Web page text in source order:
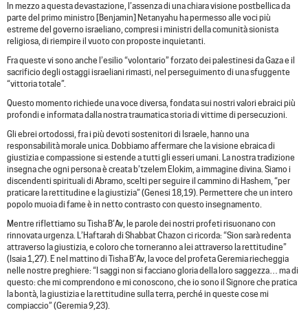
In mezzo a questa devastazione, l’assenza di una chiara visione postbellica da
parte del primo ministro [Benjamin] Netanyahu ha permesso alle voci più
estreme del governo israeliano, compresi i ministri della comunità sionista
religiosa, di riempire il vuoto con proposte inquietanti.
Fra queste vi sono anche l’esilio “volontario” forzato dei palestinesi da Gaza e il
sacrificio degli ostaggi israeliani rimasti, nel perseguimento di una sfuggente
“vittoria totale”.
Questo momento richiede una voce diversa, fondata sui nostri valori ebraici più
profondi e informata dalla nostra traumatica storia di vittime di persecuzioni.
Gli ebrei ortodossi, fra i più devoti sostenitori di Israele, hanno una
responsabilità morale unica. Dobbiamo affermare che la visione ebraica di
giustizia e compassione si estende a tutti gli esseri umani. La nostra tradizione
insegna che ogni persona è creata b’tzelem Elokim, a immagine divina. Siamo i
discendenti spirituali di Abramo, scelti per seguire il cammino di Hashem, “per
praticare la rettitudine e la giustizia” (Genesi 18,19). Permettere che un intero
popolo muoia di fame è in netto contrasto con questo insegnamento.
Mentre riflettiamo su Tisha B’Av, le parole dei nostri profeti risuonano con
rinnovata urgenza. L’Haftarah di Shabbat Chazon ci ricorda: “Sion sarà redenta
attraverso la giustizia, e coloro che torneranno a lei attraverso la rettitudine”
(Isaia 1,27). E nel mattino di Tisha B’Av, la voce del profeta Geremia riecheggia
nelle nostre preghiere: “I saggi non si facciano gloria della loro saggezza… ma di
questo: che mi comprendono e mi conoscono, che io sono il Signore che pratica
la bontà, la giustizia e la rettitudine sulla terra, perché in queste cose mi
compiaccio” (Geremia 9,23).